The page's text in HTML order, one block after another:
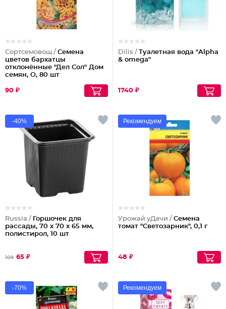
Сортсемовощ / Семена
цветов бархатцы
отклонённые "Дел Сол" Дом
семян, О, 80 шт
90 ₽
Dilis / Туалетная вода "Alpha
& omega"
1740 ₽
-40%
Russia / Горшочек для
рассады, 70 х 70 х 65 мм,
полистирол, 10 шт
109 65 ₽
Рекомендуем
Урожай уДачи / Семена
томат "Светозарник", 0,1 г
48 ₽
-70% Рекомендуем